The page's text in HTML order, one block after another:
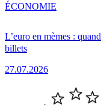
L’euro en mèmes :
billets
27.07.2026
ÉCONOMIE